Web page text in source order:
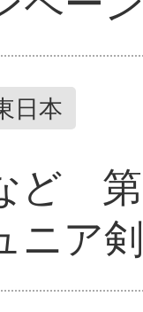
日本
ど
ニア